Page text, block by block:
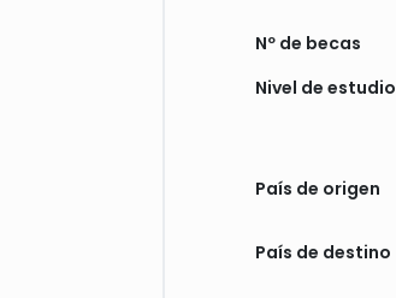
Nº de becas
Nivel de estudio
País de origen
País de destino